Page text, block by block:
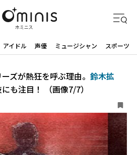
アイドル 声優 ミュージシャン スポーツ
ズが熱狂を呼ぶ理由。 鈴木拡
も注目！ （画像7/7）